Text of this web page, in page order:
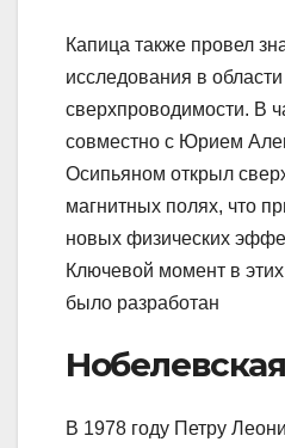
Капица также провел
исследования в
сверхпроводимости. В
совместно с Юрием
Осипьяном открыл
магнитных полях, что
новых физических
Ключевой момент в
было разработан
В 1978 году Петру